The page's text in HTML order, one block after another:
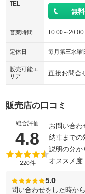
TEL
無
営業時間 10:00～20:00
定休日 毎月第三水
販売可能エ
リア
直接お問合
販売店の口コミ
総合評価
4.8 （5
220件
お問い合わ
納車までの
説明の分か
オススメ度
5.0
問い合わせをした時か